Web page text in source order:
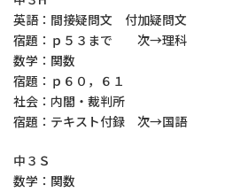
英語：間接疑問文 付加疑問文
宿題：ｐ５３まで 次→理科
数学：関数
宿題：ｐ６０，６１
社会：内閣・裁判所
宿題：テキスト付録 次→国語
中３Ｓ
数学：関数